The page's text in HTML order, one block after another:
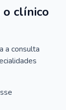
clínico
a consulta